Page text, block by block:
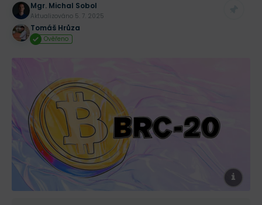
Mgr. Michal Sobol
Aktualizováno 5. 7. 2025
Tomáš Hrůza
Ověřeno